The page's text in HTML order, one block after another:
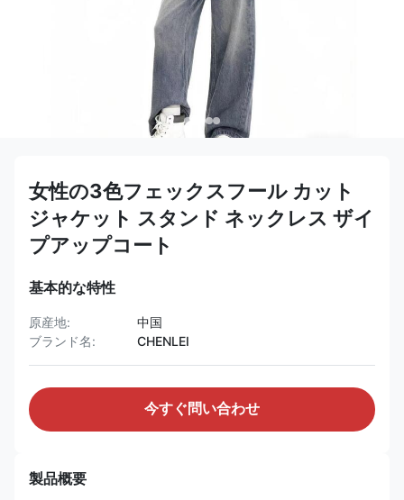
女性の3色フェックスフール カット
ジャケット スタンド ネックレス ザイ
プアップコート
基本的な特性
原産地:
中国
ブランド名:
CHENLEI
今すぐ問い合わせ
製品概要